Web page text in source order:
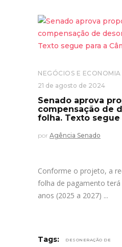
NEGÓCIOS E ECONOMIA
21 de agosto de 2024
Senado aprova
compensação de
folha. Texto segue
por Agência Senado
Conforme o projeto, a
folha de pagamento
anos (2025 a 2027)
Tags: DESONERAÇÃO DE